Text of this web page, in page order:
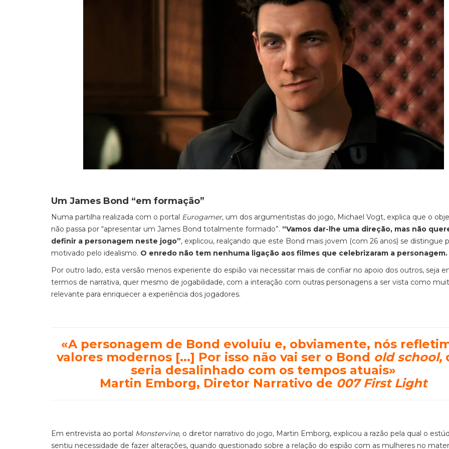
Um James Bond “em formação”
Numa partilha realizada com o portal Eurogamer, um dos argumentistas do jogo, Michael Vogt, explica que o
não passa por “apresentar um James Bond totalmente formado”. “Vamos dar-lhe uma direção, mas não
definir a personagem neste jogo”, explicou, realçando que este Bond mais jovem (com 26 anos) se distingue
motivado pelo idealismo. O enredo não tem nenhuma ligação aos filmes que celebrizaram a personagem.
Por outro lado, esta versão menos experiente do espião vai necessitar mais de confiar no apoio dos outros, seja
termos de narrativa, quer mesmo de jogabilidade, com a interação com outras personagens a ser vista como
relevante para enriquecer a experiência dos jogadores.
«A personagem de Bond evoluiu e, obviamente, nós
valores modernos [...] Por isso não vai ser o Bond old school,
seria desalinhado com os tempos atuais»
Martin Emborg, Diretor Narrativo de 007 First Light
Em entrevista ao portal Monstervine, o diretor narrativo do jogo, Martin Emborg, explicou a razão pela qual o
sentiu necessidade de fazer alterações, quando questionado sobre a relação do espião com as mulheres no